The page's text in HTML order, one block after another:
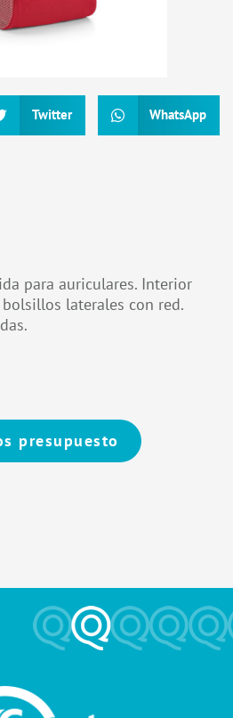
Twitter WhatsApp
para auriculares. Interior
laterales con red.
presupuesto